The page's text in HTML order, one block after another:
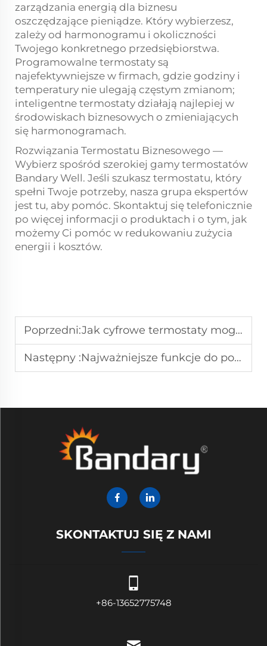
zarządzania energią dla biznesu
oszczędzające pieniądze. Który wybierzesz,
zależy od harmonogramu i okoliczności
Twojego konkretnego przedsiębiorstwa.
Programowalne termostaty są
najefektywniejsze w firmach, gdzie godziny i
temperatury nie ulegają częstym zmianom;
inteligentne termostaty działają najlepiej w
środowiskach biznesowych o zmieniających
się harmonogramach.
Rozwiązania Termostatu Biznesowego —
Wybierz spośród szerokiej gamy termostatów
Bandary Well. Jeśli szukasz termostatu, który
spełni Twoje potrzeby, nasza grupa ekspertów
jest tu, aby pomóc. Skontaktuj się telefonicznie
po więcej informacji o produktach i o tym, jak
możemy Ci pomóc w redukowaniu zużycia
energii i kosztów.
Poprzedni:Jak cyfrowe termostaty mogą obniżyć koszty ogrzewania i chłodzenia dla firm
Następny :Najważniejsze funkcje do poszukiwania w komercyjnym inteligentnym termostacie
SKONTAKTUJ SIĘ Z NAMI
+86-13652775748